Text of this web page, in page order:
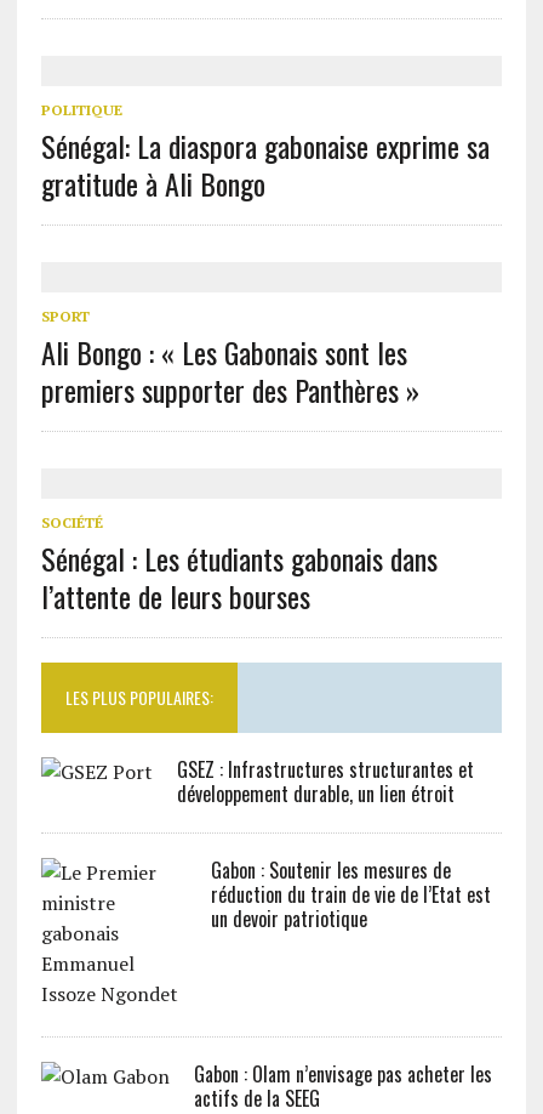
POLITIQUE
Sénégal: La diaspora gabonaise exprime sa
gratitude à Ali Bongo
SPORT
Ali Bongo : « Les Gabonais sont les
premiers supporter des Panthères »
SOCIÉTÉ
Sénégal : Les étudiants gabonais dans
l’attente de leurs bourses
LES PLUS POPULAIRES:
GSEZ : Infrastructures structurantes et
développement durable, un lien étroit
Gabon : Soutenir les mesures de
réduction du train de vie de l’Etat est
un devoir patriotique
Gabon : Olam n’envisage pas acheter les
actifs de la SEEG